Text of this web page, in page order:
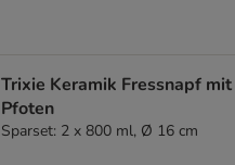
Trixie Keramik Fressnapf mit
Pfoten
Sparset: 2 x 800 ml, Ø 16 cm